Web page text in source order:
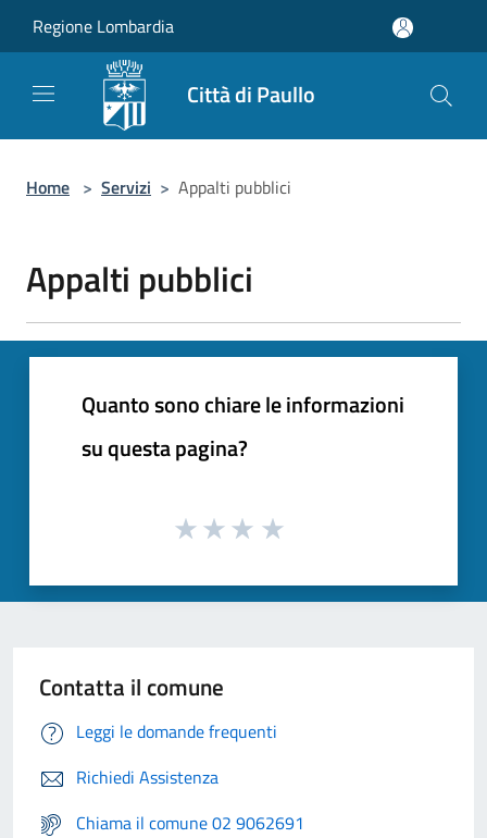
Regione Lombardia
Città di Paullo
Home > Servizi > Appalti pubblici
Appalti pubblici
Quanto sono chiare le informazioni
su questa pagina?
Contatta il comune
Leggi le domande frequenti
Richiedi Assistenza
Chiama il comune 02 9062691